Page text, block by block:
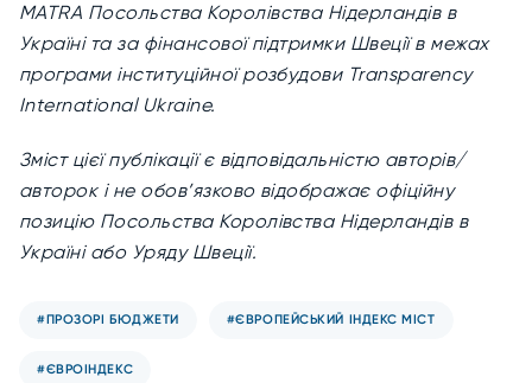
MATRA Посольства Королівства Нідерландів в
Україні та за фінансової підтримки Швеції в межах
програми інституційної розбудови Transparency
International Ukraine.
Зміст цієї публікації є відповідальністю авторів/
авторок і не обов’язково відображає офіційну
позицію Посольства Королівства Нідерландів в
Україні або Уряду Швеції.
#ПРОЗОРІ БЮДЖЕТИ #ЄВРОПЕЙСЬКИЙ ІНДЕКС МІСТ
#ЄВРОІНДЕКС